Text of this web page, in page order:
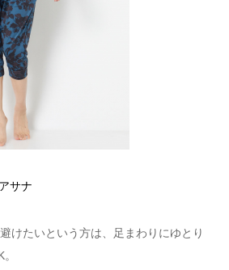
サナ
けたいという方は、足まわりにゆとり